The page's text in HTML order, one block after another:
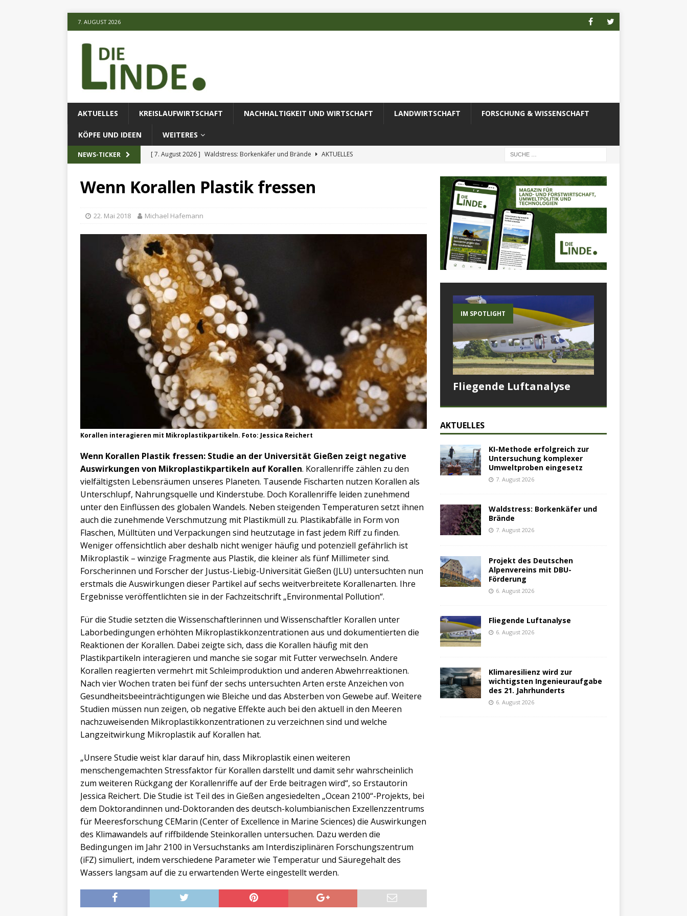
7. AUGUST 2026
AKTUELLES KREISLAUFWIRTSCHAFT NACHHALTIGKEIT UND WIRTSCHAFT LANDWIRTSCHAFT FORSCHUNG & WISSENSCHAFT
KÖPFE UND IDEEN WEITERES
NEWS-TICKER [ 7. August 2026 ] Waldstress: Borkenkäfer und Brände
AKTUELLES
[ 7. August 2026 ]
KI-Methode erfolgreich zur Untersuchung komplexer Umweltproben
Wenn Korallen Plastik fressen
22. Mai 2018 Michael Hafemann
Korallen interagieren mit Mikroplastikpartikeln. Foto: Jessica Reichert
Wenn Korallen Plastik fressen: Studie an der Universität Gießen zeigt negative
Auswirkungen von Mikroplastikpartikeln auf Korallen. Korallenriffe zählen zu den
vielfältigsten Lebensräumen unseres Planeten. Tausende Fischarten nutzen Korallen als
Unterschlupf, Nahrungsquelle und Kinderstube. Doch Korallenriffe leiden zunehmend
unter den Einflüssen des globalen Wandels. Neben steigenden Temperaturen setzt ihnen
auch die zunehmende Verschmutzung mit Plastikmüll zu. Plastikabfälle in Form von
Flaschen, Mülltüten und Verpackungen sind heutzutage in fast jedem Riff zu finden.
Weniger offensichtlich aber deshalb nicht weniger häufig und potenziell gefährlich ist
Mikroplastik – winzige Fragmente aus Plastik, die kleiner als fünf Millimeter sind.
Forscherinnen und Forscher der Justus-Liebig-Universität Gießen (JLU) untersuchten nun
erstmals die Auswirkungen dieser Partikel auf sechs weitverbreitete Korallenarten. Ihre
Ergebnisse veröffentlichten sie in der Fachzeitschrift „Environmental Pollution“.
Für die Studie setzten die Wissenschaftlerinnen und Wissenschaftler Korallen unter
Laborbedingungen erhöhten Mikroplastikkonzentrationen aus und dokumentierten die
Reaktionen der Korallen. Dabei zeigte sich, dass die Korallen häufig mit den
Plastikpartikeln interagieren und manche sie sogar mit Futter verwechseln. Andere
Korallen reagierten vermehrt mit Schleimproduktion und anderen Abwehrreaktionen.
Nach vier Wochen traten bei fünf der sechs untersuchten Arten erste Anzeichen von
Gesundheitsbeeinträchtigungen wie Bleiche und das Absterben von Gewebe auf. Weitere
Studien müssen nun zeigen, ob negative Effekte auch bei den aktuell in den Meeren
nachzuweisenden Mikroplastikkonzentrationen zu verzeichnen sind und welche
Langzeitwirkung Mikroplastik auf Korallen hat.
„Unsere Studie weist klar darauf hin, dass Mikroplastik einen weiteren
menschengemachten Stressfaktor für Korallen darstellt und damit sehr wahrscheinlich
zum weiteren Rückgang der Korallenriffe auf der Erde beitragen wird“, so Erstautorin
Jessica Reichert. Die Studie ist Teil des in Gießen angesiedelten „Ocean 2100“-Projekts, bei
dem Doktorandinnen und-Doktoranden des deutsch-kolumbianischen Exzellenzzentrums
für Meeresforschung CEMarin (Center of Excellence in Marine Sciences) die Auswirkungen
des Klimawandels auf riffbildende Steinkorallen untersuchen. Dazu werden die
Bedingungen im Jahr 2100 in Versuchstanks am Interdisziplinären Forschungszentrum
(iFZ) simuliert, indem verschiedene Parameter wie Temperatur und Säuregehalt des
Wassers langsam auf die zu erwartenden Werte eingestellt werden.
IM SPOTLIGHT
Fliegende Luftanalyse
AKTUELLES
KI-Methode erfolgreich zur
Untersuchung komplexer
Umweltproben eingesetz
7. August 2026
Waldstress: Borkenkäfer und
Brände
7. August 2026
Projekt des Deutschen
Alpenvereins mit DBU-
Förderung
6. August 2026
Fliegende Luftanalyse
6. August 2026
Klimaresilienz wird zur
wichtigsten Ingenieuraufgabe
des 21. Jahrhunderts
6. August 2026